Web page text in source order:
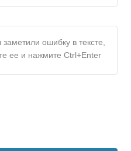
ошибку в тексте,
ее и нажмите Ctrl+Enter